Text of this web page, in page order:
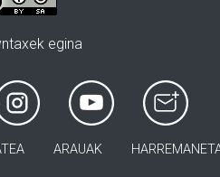
egina
ARAUAK